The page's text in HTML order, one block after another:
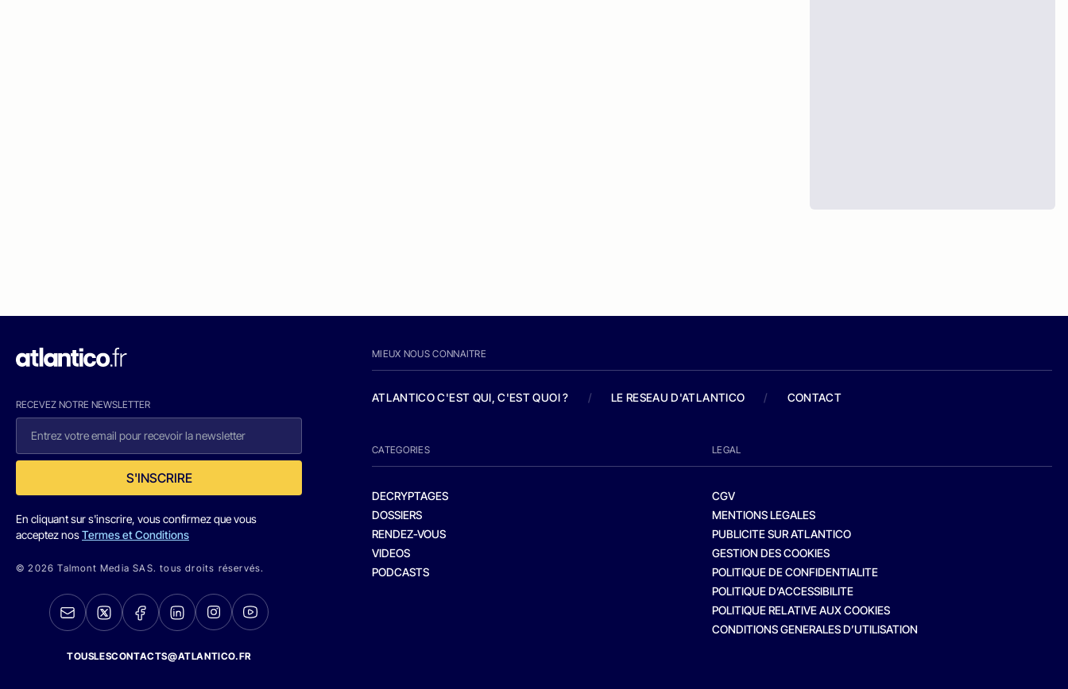
RECEVEZ NOTRE NEWSLETTER
S'INSCRIRE
En cliquant sur s'inscrire, vous confirmez que vous
acceptez nosTermes et Conditions
© 2026 Talmont Media SAS. tous droits réservés.
TOUSLESCONTACTS@ATLANTICO.FR
MIEUX NOUS CONNAITRE
ATLANTICO C'EST QUI, C'EST QUOI ? / LE RESEAU D'ATLANTICO / CONTACT
CATEGORIES
DECRYPTAGES
DOSSIERS
RENDEZ-VOUS
VIDEOS
PODCASTS
LEGAL
CGV
MENTIONS LEGALES
PUBLICITE SUR ATLANTICO
GESTION DES COOKIES
POLITIQUE DE CONFIDENTIALITE
POLITIQUE D’ACCESSIBILITE
POLITIQUE RELATIVE AUX COOKIES
CONDITIONS GENERALES D’UTILISATION